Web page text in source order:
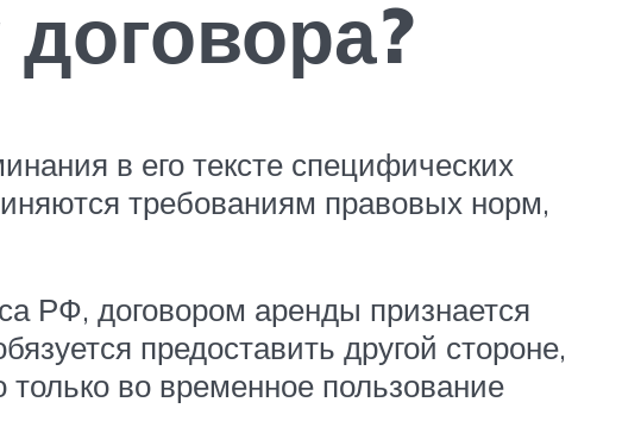
в его тексте специфических
требованиям правовых норм,
РФ, договором аренды признается
предоставить другой стороне,
во временное пользование